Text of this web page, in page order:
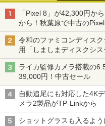
「Pixel 8」が42,300円か
から！秋葉原で中古の
令和のファミコンディス
用「しましまディスクシス
ライカ監修カメラ搭載の
39,000円！中古セール
自動追尾にも対応した4K
メラ2製品がTP-Linkから
ショットグラスも入るよ